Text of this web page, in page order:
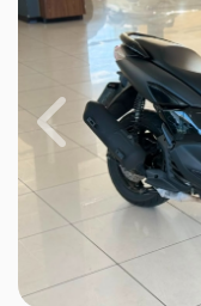
Previous